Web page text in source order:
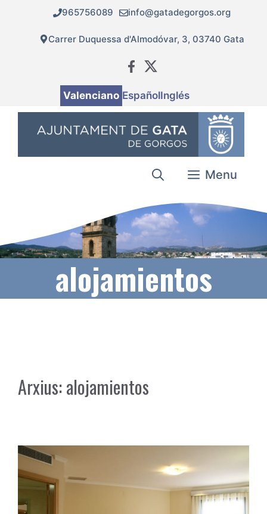
contingut
965756089 info@gatadegorgos.org
Carrer Duquessa d'Almodóvar, 3, 03740 Gata
Valenciano EspañolInglés
Menu
alojamientos
Arxius:alojamientos